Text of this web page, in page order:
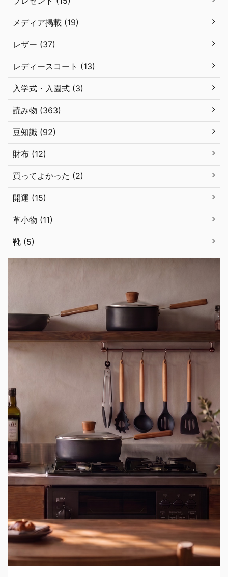
メディア掲載 (19)
レザー (37)
レディースコート (13)
入学式・入園式 (3)
読み物 (363)
豆知識 (92)
財布 (12)
買ってよかった (2)
開運 (15)
革小物 (11)
靴 (5)